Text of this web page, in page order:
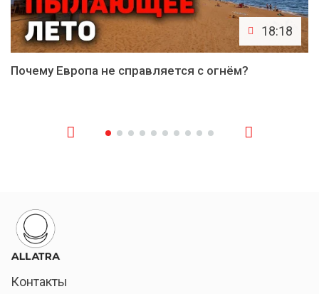
18:18
Почему Европа не справляется с огнём?
Контакты